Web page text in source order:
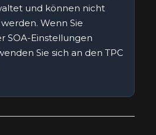
und können nicht
Wenn Sie
SOA-Einstellungen
Sie sich an den TPC